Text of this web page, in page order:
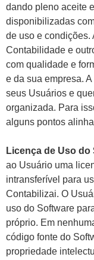
dando pleno aceite
disponibilizadas
de uso e condições.
Contabilidade e
com qualidade e
e da sua empresa.
seus Usuários e
organizada. Para
alguns pontos
Licença de Uso do
ao Usuário uma
intransferível para
Contabilizai. O
uso do Software
próprio. Em
código fonte do
propriedade